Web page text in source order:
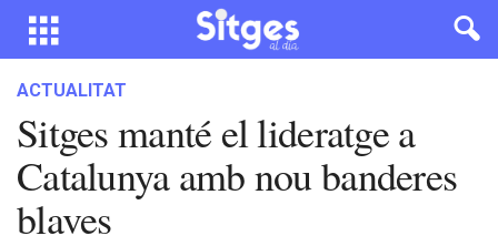
ACTUALITAT
Sitges manté el lideratge a
Catalunya amb nou banderes
blaves